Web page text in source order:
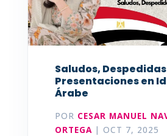
Saludos,
Presentaciones en
Árabe
POR CESAR MANUEL
ORTEGA| OCT 7, 2025